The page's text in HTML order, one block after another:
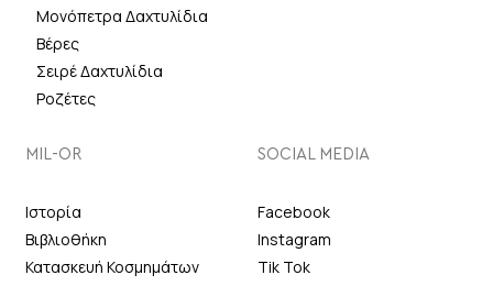
Μονόπετρα Δαχτυλίδια
Βέρες
Σειρέ Δαχτυλίδια
Ροζέτες
MIL-OR
Ιστορία
Βιβλιοθήκη
Κατασκευή Κοσμημάτων
SOCIAL MEDIA
Facebook
Instagram
Tik Tok